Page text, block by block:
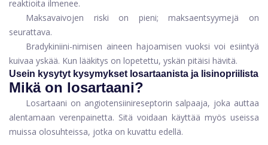
reaktioita ilmenee.
Maksavaivojen riski on pieni; maksaentsyymejä on
seurattava.
Bradykiniini-nimisen aineen hajoamisen vuoksi voi esiintyä
kuivaa yskää. Kun lääkitys on lopetettu, yskän pitäisi hävitä.
Usein kysytyt kysymykset losartaanista ja lisinopriilista
Mikä on losartaani?
Losartaani on angiotensiinireseptorin salpaaja, joka auttaa
alentamaan verenpainetta. Sitä voidaan käyttää myös useissa
muissa olosuhteissa, jotka on kuvattu edellä.